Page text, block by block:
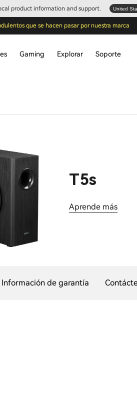
product information and support. United
que se hacen pasar por nuestra marca
Gaming Explorar Soporte
T5s
Aprende más
Información de garantía